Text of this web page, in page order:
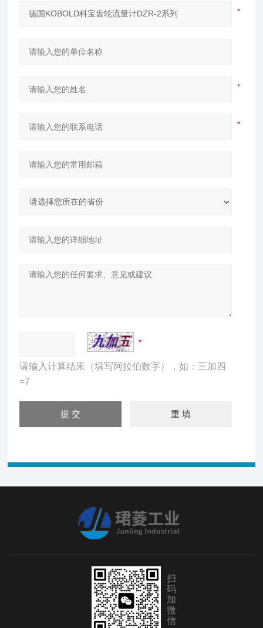
请输入计算结果（填写阿拉伯数字），如：三加四
=7
扫
码
加
微
信